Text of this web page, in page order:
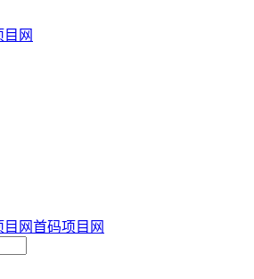
首码项目网